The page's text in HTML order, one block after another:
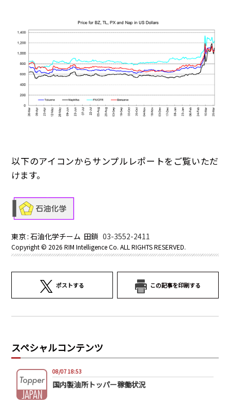
以下のアイコンからサンプルレポートをご覧いただ
けます。
東京 : 石油化学チーム 田鎖03-3552-2411
Copyright © 2026 RIM Intelligence Co. ALL RIGHTS RESERVED.
ポストする この記事を印刷する
スペシャルコンテンツ
08/07 18:53
国内製油所トッパー稼働状況